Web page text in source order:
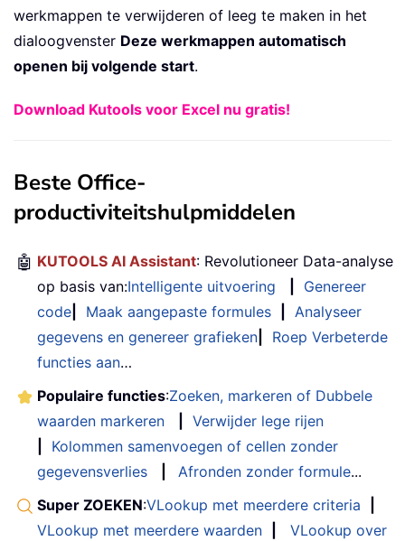
werkmappen te verwijderen of leeg te maken in het
dialoogvenster Deze werkmappen automatisch
openen bij volgende start.
Download Kutools voor Excel nu gratis!
Beste Office-
productiviteitshulpmiddelen
🤖 KUTOOLS AI Assistant: Revolutioneer Data-analyse
op basis van:Intelligente uitvoering
Genereer
code
Maak aangepaste formules
Analyseer
gegevens en genereer grafieken
Roep Verbeterde
functies aan…
Populaire functies:Zoeken, markeren of Dubbele
waarden markeren
Verwijder lege rijen
Kolommen samenvoegen of cellen zonder
gegevensverlies
Afronden zonder formule...
Super ZOEKEN:VLookup met meerdere criteria
VLookup met meerdere waarden
VLookup over